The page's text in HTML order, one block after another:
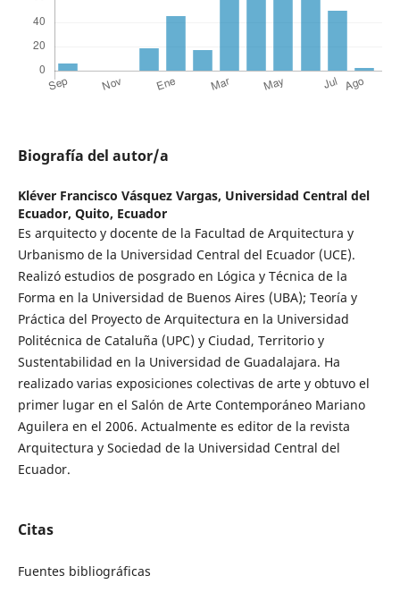
Biografía del autor/a
Kléver Francisco Vásquez Vargas, Universidad Central del
Ecuador, Quito, Ecuador
Es arquitecto y docente de la Facultad de Arquitectura y
Urbanismo de la Universidad Central del Ecuador (UCE).
Realizó estudios de posgrado en Lógica y Técnica de la
Forma en la Universidad de Buenos Aires (UBA); Teoría y
Práctica del Proyecto de Arquitectura en la Universidad
Politécnica de Cataluña (UPC) y Ciudad, Territorio y
Sustentabilidad en la Universidad de Guadalajara. Ha
realizado varias exposiciones colectivas de arte y obtuvo el
primer lugar en el Salón de Arte Contemporáneo Mariano
Aguilera en el 2006. Actualmente es editor de la revista
Arquitectura y Sociedad de la Universidad Central del
Ecuador.
Citas
Fuentes bibliográficas